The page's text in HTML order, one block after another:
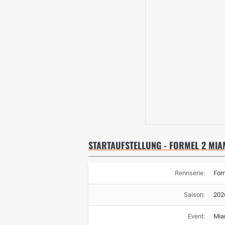
STARTAUFSTELLUNG - FORMEL 2
Rennserie:
Saison:
Event: